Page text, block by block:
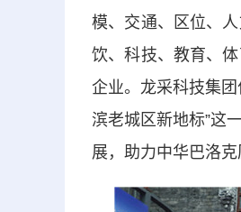
模、交通、区位、
饮、科技、教育、
企业。龙采科技集
滨老城区新地标”这
展，助力中华巴洛克